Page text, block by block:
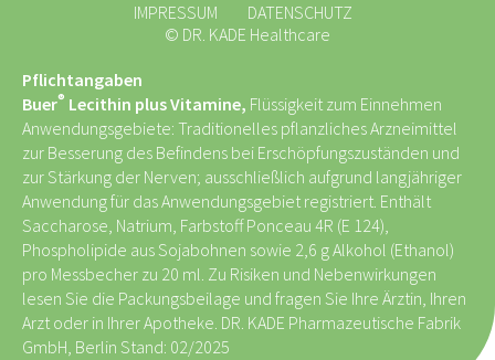
IMPRESSUM
DATENSCHUTZ
© DR. KADE Healthcare
Pflichtangaben
Buer® Lecithin plus Vitamine, Flüssigkeit zum Einnehmen
Anwendungsgebiete: Traditionelles pflanzliches Arzneimittel
zur Besserung des Befindens bei Erschöpfungszuständen und
zur Stärkung der Nerven; ausschließlich aufgrund langjähriger
Anwendung für das Anwendungsgebiet registriert. Enthält
Saccharose, Natrium, Farbstoff Ponceau 4R (E 124),
Phospholipide aus Sojabohnen sowie 2,6 g Alkohol (Ethanol)
pro Messbecher zu 20 ml. Zu Risiken und Nebenwirkungen
lesen Sie die Packungsbeilage und fragen Sie Ihre Ärztin, Ihren
Arzt oder in Ihrer Apotheke. DR. KADE Pharmazeutische Fabrik
GmbH, Berlin Stand: 02/2025